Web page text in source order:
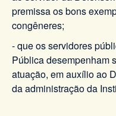
premissa os bons
congêneres;
- que os servidores
Pública desempenham
atuação, em auxílio ao
da administração da